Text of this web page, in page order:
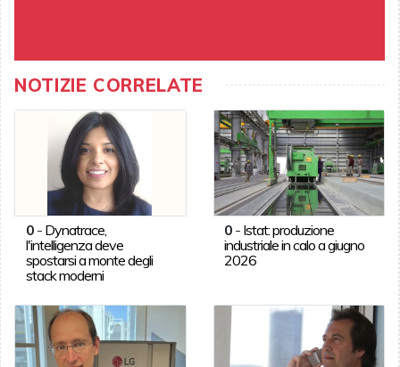
NOTIZIE CORRELATE
0- Dynatrace,
l'intelligenza deve
spostarsi a monte degli
stack moderni
0 - Istat: produzione
industriale in calo a giugno
2026